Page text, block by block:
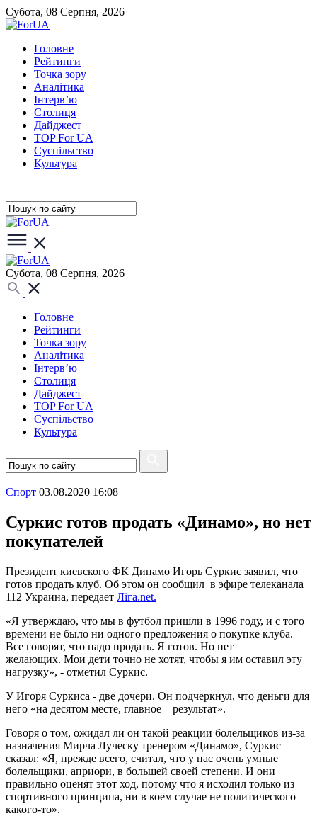
Субота, 08 Серпня, 2026
Головне
Рейтинги
Точка зору
Аналітика
Інтерв’ю
Столиця
Дайджест
TOP For UA
Суспiльство
Культура
Субота, 08 Серпня, 2026
Головне
Рейтинги
Точка зору
Аналітика
Інтерв’ю
Столиця
Дайджест
TOP For UA
Суспiльство
Культура
Спорт 03.08.2020 16:08
Суркис готов продать «Динамо», но нет
покупателей
Президент киевского ФК Динамо Игорь Суркис заявил, что
готов продать клуб. Об этом он сообщил в эфире телеканала
112 Украина, передает Ліга.net.
«Я утверждаю, что мы в футбол пришли в 1996 году, и с того
времени не было ни одного предложения о покупке клуба.
Все говорят, что надо продать. Я готов. Но нет
желающих. Мои дети точно не хотят, чтобы я им оставил эту
нагрузку», - отметил Суркис.
У Игоря Суркиса - две дочери. Он подчеркнул, что деньги для
него «на десятом месте, главное – результат».
Говоря о том, ожидал ли он такой реакции болельщиков из-за
назначения Мирча Луческу тренером «Динамо», Суркис
сказал: «Я, прежде всего, считал, что у нас очень умные
болельщики, априори, в большей своей степени. И они
правильно оценят этот ход, потому что я исходил только из
спортивного принципа, ни в коем случае не политического
какого-то».